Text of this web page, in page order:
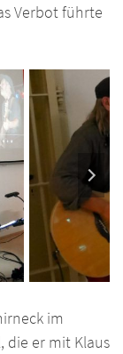
Verbot führte
im
die er mit Klaus